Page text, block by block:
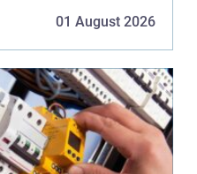
01 August 2026